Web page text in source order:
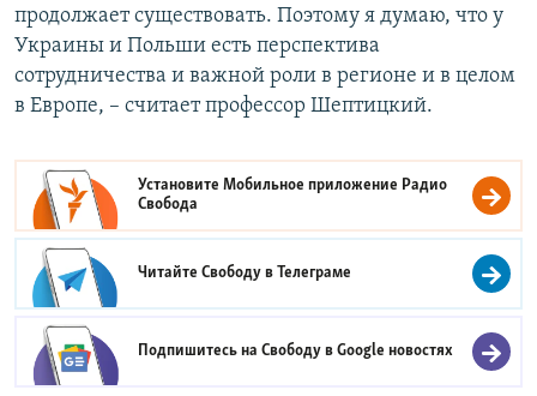
продолжает существовать. Поэтому я думаю, что у
Украины и Польши есть перспектива
сотрудничества и важной роли в регионе и в целом
в Европе, – считает профессор Шептицкий.
Установите Мобильное приложение Радио
Свобода
Читайте Свободу вТелеграме
Подпишитесь на Свободу вGoogle новостях